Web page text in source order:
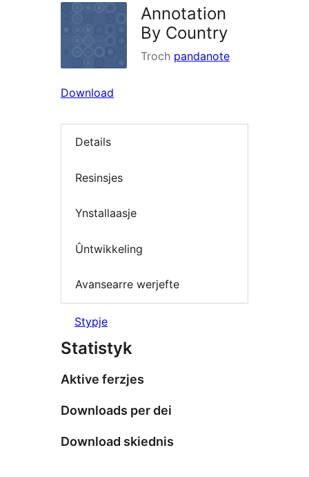
Annotation
By Country
Troch pandanote
Download
Details
Resinsjes
Ynstallaasje
Ûntwikkeling
Avansearre werjefte
Stypje
Statistyk
Aktive ferzjes
Downloads per dei
Download skiednis